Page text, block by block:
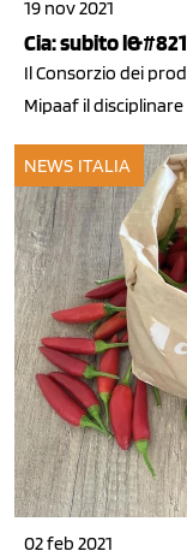
19 nov 2021
Cia: subito
Il Consorzio dei
Mipaaf il
NEWS ITALIA
02 feb 2021